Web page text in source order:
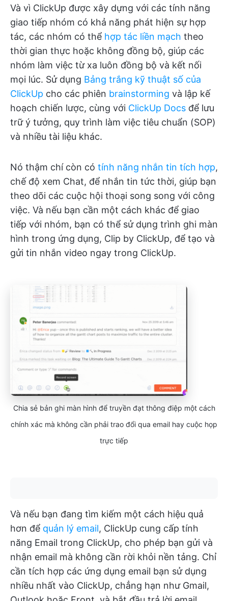
Và vì ClickUp được xây dựng với các tính năng
giao tiếp nhóm có khả năng phát hiện sự hợp
tác, các nhóm có thể hợp tác liền mạch theo
thời gian thực hoặc không đồng bộ, giúp các
nhóm làm việc từ xa luôn đồng bộ và kết nối
mọi lúc. Sử dụng Bảng trắng kỹ thuật số của
ClickUp cho các phiên brainstorming và lập kế
hoạch chiến lược, cùng với ClickUp Docs để lưu
trữ ý tưởng, quy trình làm việc tiêu chuẩn (SOP)
và nhiều tài liệu khác.
Nó thậm chí còn có tính năng nhắn tin tích hợp,
chế độ xem Chat, để nhắn tin tức thời, giúp bạn
theo dõi các cuộc hội thoại song song với công
việc. Và nếu bạn cần một cách khác để giao
tiếp với nhóm, bạn có thể sử dụng trình ghi màn
hình trong ứng dụng, Clip by ClickUp, để tạo và
gửi tin nhắn video ngay trong ClickUp.
Chia sẻ bản ghi màn hình để truyền đạt thông điệp một cách
chính xác mà không cần phải trao đổi qua email hay cuộc họp
trực tiếp
Và nếu bạn đang tìm kiếm một cách hiệu quả
hơn để quản lý email, ClickUp cung cấp tính
năng Email trong ClickUp, cho phép bạn gửi và
nhận email mà không cần rời khỏi nền tảng. Chỉ
cần tích hợp các ứng dụng email bạn sử dụng
nhiều nhất vào ClickUp, chẳng hạn như Gmail,